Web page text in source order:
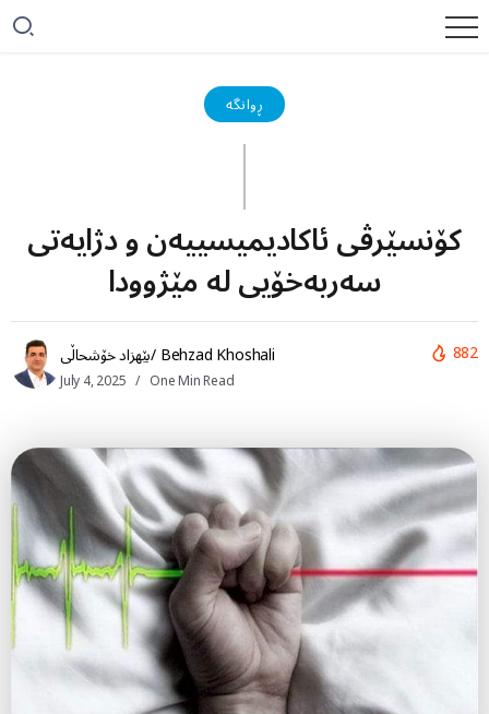
ڕوانگە
کۆنسێرڤی ئاکادیمیسییەن و دژایەتی
سەربەخۆیی لە مێژوودا
بێهزاد خۆشحاڵی/ Behzad Khoshali
July 4, 2025 One Min Read
882